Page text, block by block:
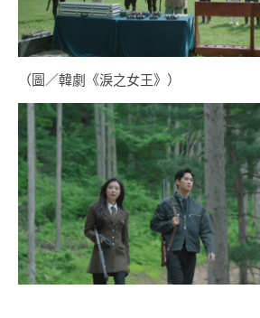
（圖／韓劇《淚之女王》）